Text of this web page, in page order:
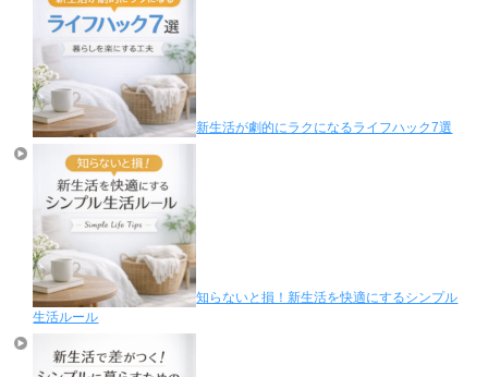
新生活が劇的にラクになるライフハック7選
知らないと損！新生活を快適にするシンプル
生活ルール